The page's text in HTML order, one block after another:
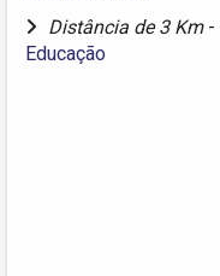
Distância de 3 Km -
Educação